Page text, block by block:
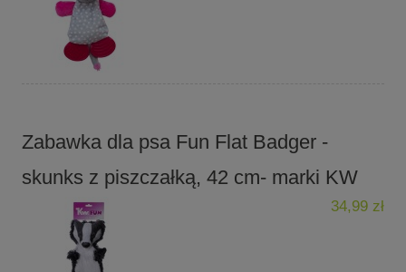
Zabawka dla psa Fun Flat Badger -
skunks z piszczałką, 42 cm- marki KW
34,99 zł